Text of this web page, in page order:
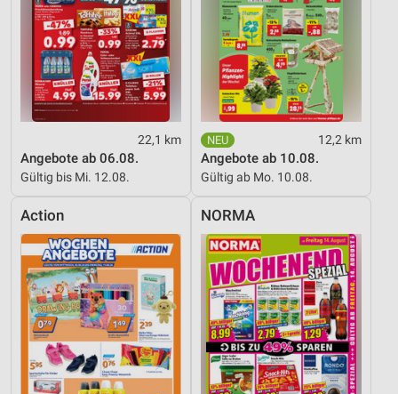
22,1 km
Angebote ab 06.08.
Gültig bis Mi. 12.08.
12,2 km
Angebote ab 10.08.
Gültig ab Mo. 10.08.
Action NORMA